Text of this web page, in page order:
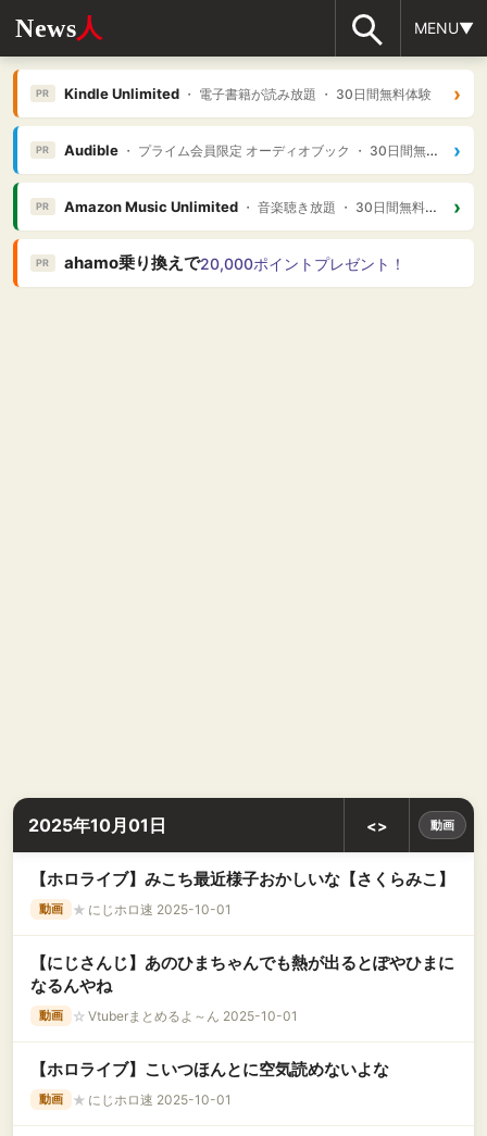
News人 MENU▼
PR Kindle Unlimited・ 電子書籍が読み放題 ・ 30日間無料体験 ›
PR Audible・ プライム会員限定 オーディオブック ・ 30日間無料体験 ›
PR Amazon Music Unlimited・ 音楽聴き放題 ・ 30日間無料体験 ›
PR ahamo乗り換えで20,000ポイントプレゼント！
2025年10月01日 <> 動画
【ホロライブ】みこち最近様子おかしいな【さくらみこ】
動画 ★ にじホロ速 2025-10-01
【にじさんじ】あのひまちゃんでも熱が出るとぽやひまに
なるんやね
動画 ☆ Vtuberまとめるよ～ん 2025-10-01
【ホロライブ】こいつほんとに空気読めないよな
動画 ★ にじホロ速 2025-10-01